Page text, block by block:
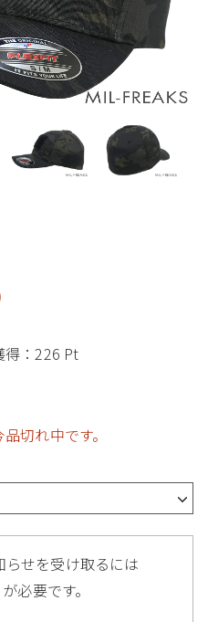
得：226 Pt
切れ中です。
らせを受け取るには
が必要です。